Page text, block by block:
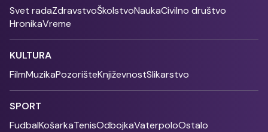
Svet radaZdravstvoŠkolstvoNaukaCivilno društvo
HronikaVreme
KULTURA
FilmMuzikaPozorišteKnjiževnostSlikarstvo
SPORT
FudbalKošarkaTenisOdbojkaVaterpoloOstalo